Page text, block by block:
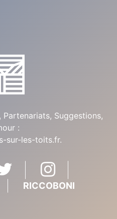
Suggestions,
:
sur-les-toits.fr.
RICCOBONI